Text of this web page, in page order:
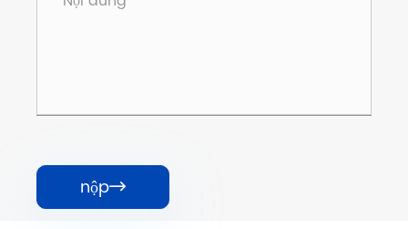
nộp